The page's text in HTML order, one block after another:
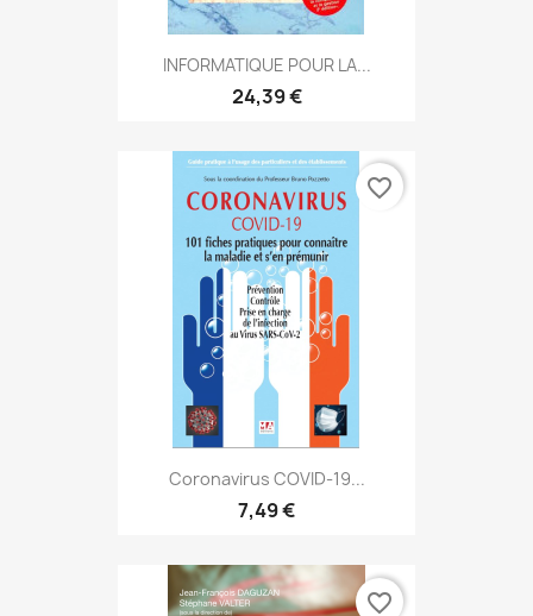
INFORMATIQUE POUR LA...
24,39 €
Coronavirus COVID-19...
7,49 €
favorite_border
favorite_border